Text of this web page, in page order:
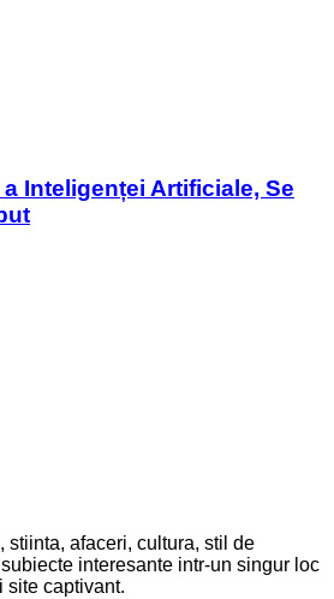
a Inteligenței Artificiale, Se
stiinta, afaceri, cultura, stil de
interesante intr-un singur loc
site captivant.